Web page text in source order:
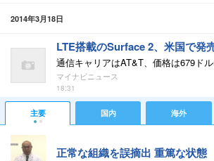
2014年3月18日
LTE搭載のSurface 2、米国で発
通信キャリアはAT&T、価格は679ド
マイナビニュース
18:31
主要 国内 海外
正常な組織を誤摘出 重篤な状態